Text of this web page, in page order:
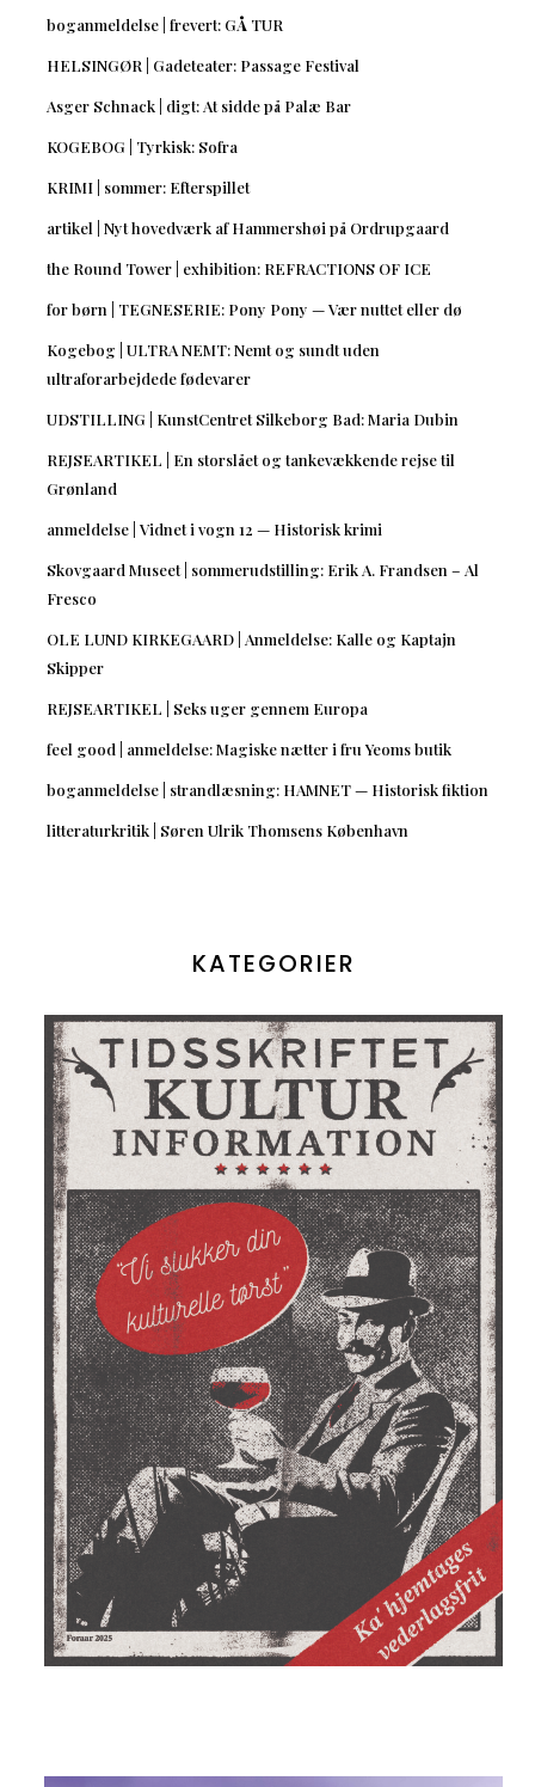
boganmeldelse | frevert: GÅ TUR
HELSINGØR | Gadeteater: Passage Festival
Asger Schnack | digt: At sidde på Palæ Bar
KOGEBOG | Tyrkisk: Sofra
KRIMI | sommer: Efterspillet
artikel | Nyt hovedværk af Hammershøi på Ordrupgaard
the Round Tower | exhibition: REFRACTIONS OF ICE
for børn | TEGNESERIE: Pony Pony — Vær nuttet eller dø
Kogebog | ULTRA NEMT: Nemt og sundt uden
ultraforarbejdede fødevarer
UDSTILLING | KunstCentret Silkeborg Bad: Maria Dubin
REJSEARTIKEL | En storslået og tankevækkende rejse til
Grønland
anmeldelse | Vidnet i vogn 12 — Historisk krimi
Skovgaard Museet | sommerudstilling: Erik A. Frandsen – Al
Fresco
OLE LUND KIRKEGAARD | Anmeldelse: Kalle og Kaptajn
Skipper
REJSEARTIKEL | Seks uger gennem Europa
feel good | anmeldelse: Magiske nætter i fru Yeoms butik
boganmeldelse | strandlæsning: HAMNET — Historisk fiktion
litteraturkritik | Søren Ulrik Thomsens København
KATEGORIER